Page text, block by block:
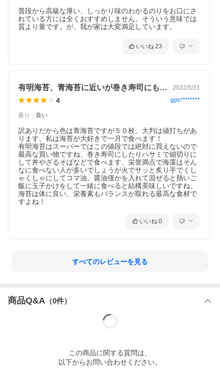
普段から高級な厚い、しっかり味のわかるのりをお口にさ
れている方には全くおすすめしません。そういう意味では
質より量です。が、我が家は大変満足しています。
いいね 23
有明海苔、青海苔に近いが巻き寿司にも最適 2022/5/31
4 gps********
香り ： 良い
訳ありだから色は青海苔ですが５０枚、大判は値打ちがあ
ります、私は海苔が大好きで一月で食べます！
有明海苔はスーパーではこの値段では絶対に買えないので
最高な買い物ですね、巻き寿司にしたりハサミで細切りに
して丼やざるそばなどで食べます、栄誉満点で海藻はそん
なに食べない人が多いでしょうが火でサッと炙り手でくし
ゃくしゃにしてコマ油、醤油僅かを入れて混ぜると熱いご
飯に玉子かけをして一緒に食べると結構美味しいですね、
海苔は体に良い、栄養素もバランスが取れる最高な食材で
すよね！
いいね 0
すべてのレビューを見る
商品Q&A （0件）
この商品に関する質問は、
以下からお問い合わせください。